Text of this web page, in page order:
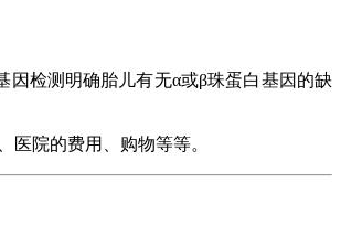
因检测明确胎儿有无α或β珠蛋白基因的缺
院的费用、购物等等。